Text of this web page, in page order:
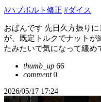
#ハブボルト修正 #ダイス
おばんです 先日久方振り
が、既定トルクでナットが
たみたいで気になって緩め
thumb_up 66
comment0
2026/05/17 17:24